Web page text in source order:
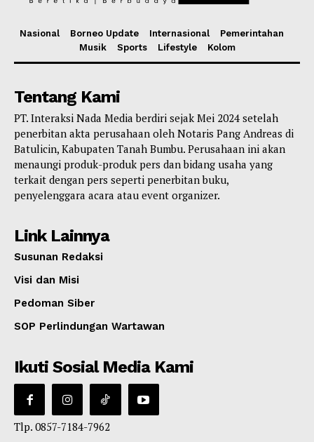
Nasional Borneo Update Internasional
Pemerintahan
Musik
Sports Lifestyle Kolom
Tentang Kami
PT. Interaksi Nada Media berdiri sejak Mei 2024 setelah
penerbitan akta perusahaan oleh Notaris Pang Andreas di
Batulicin, Kabupaten Tanah Bumbu. Perusahaan ini akan
menaungi produk-produk pers dan bidang usaha yang
terkait dengan pers seperti penerbitan buku,
penyelenggara acara atau event organizer.
Link Lainnya
Susunan Redaksi
Visi dan Misi
Pedoman Siber
SOP Perlindungan Wartawan
Ikuti Sosial Media Kami
Tlp. 0857-7184-7962